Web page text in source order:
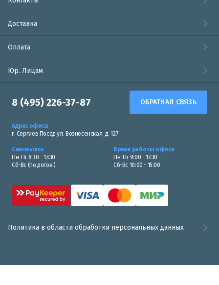
Доставка
Оплата
Юр. Лицам
8 (495) 226-37-87 ОБРАТНАЯ СВЯЗЬ
Адрес офиса
г. Сергиев Посад ул. Вознесенская, д. 127
Самовывоз
Пн-Пт 8:30 - 17:30
Сб-Вс (по догов.)
Время работы офиса
Пн-Пт 9:00 - 17:30
Сб-Вс 10:00 - 15:00
Политика в области обработки персональных данных